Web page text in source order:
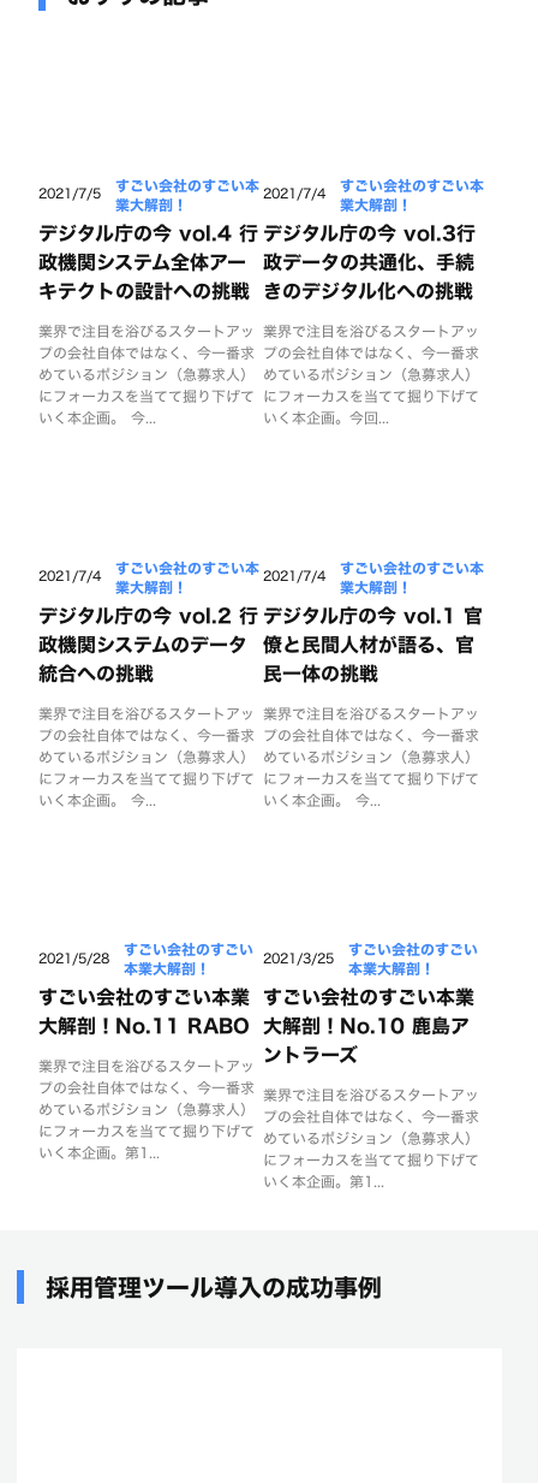
2021/7/5
すごい会社のすごい本
業大解剖！
デジタル庁の今 vol.4 行
政機関システム全体アー
キテクトの設計への挑戦
業界で注目を浴びるスタートアッ
プの会社自体ではなく、今一番求
めているポジション（急募求人）
にフォーカスを当てて掘り下げて
いく本企画。 今...
2021/7/4
すごい会社のすごい本
業大解剖！
デジタル庁の今 vol.3行
政データの共通化、手続
きのデジタル化への挑戦
業界で注目を浴びるスタートアッ
プの会社自体ではなく、今一番求
めているポジション（急募求人）
にフォーカスを当てて掘り下げて
いく本企画。今回...
2021/7/4
すごい会社のすごい本
業大解剖！
デジタル庁の今 vol.2 行
政機関システムのデータ
統合への挑戦
業界で注目を浴びるスタートアッ
プの会社自体ではなく、今一番求
めているポジション（急募求人）
にフォーカスを当てて掘り下げて
いく本企画。 今...
2021/7/4
すごい会社のすごい本
業大解剖！
デジタル庁の今 vol.1 官
僚と民間人材が語る、官
民一体の挑戦
業界で注目を浴びるスタートアッ
プの会社自体ではなく、今一番求
めているポジション（急募求人）
にフォーカスを当てて掘り下げて
いく本企画。 今...
2021/5/28
すごい会社のすごい
本業大解剖！
すごい会社のすごい本業
大解剖！No.11 RABO
業界で注目を浴びるスタートアッ
プの会社自体ではなく、今一番求
めているポジション（急募求人）
にフォーカスを当てて掘り下げて
いく本企画。第1...
2021/3/25
すごい会社のすごい
本業大解剖！
すごい会社のすごい本業
大解剖！No.10 鹿島ア
ントラーズ
業界で注目を浴びるスタートアッ
プの会社自体ではなく、今一番求
めているポジション（急募求人）
にフォーカスを当てて掘り下げて
いく本企画。第1...
採用管理ツール導入の成功事例